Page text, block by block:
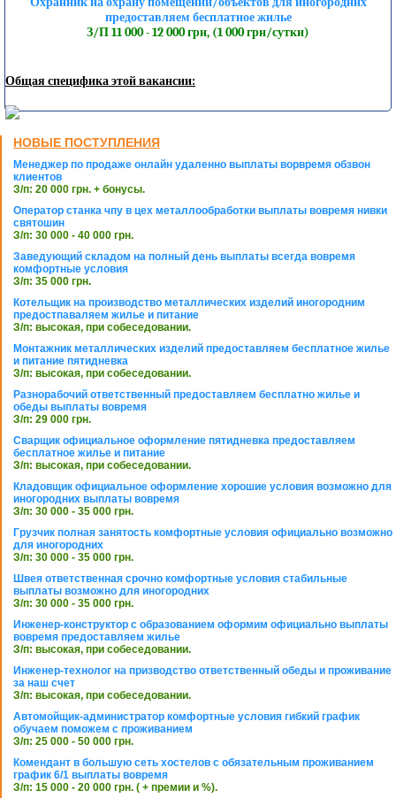
предоставляем бесплатное жилье
З/П 11 000 - 12 000 грн, (1 000 грн/сутки)
Общая специфика этой вакансии:
НОВЫЕ ПОСТУПЛЕНИЯ
Менеджер по продаже онлайн удаленно выплаты ворвремя обзвон
клиентов
З/п: 20 000 грн. + бонусы.
Оператор станка чпу в цех металлообработки выплаты вовремя нивки
святошин
З/п: 30 000 - 40 000 грн.
Заведующий складом на полный день выплаты всегда вовремя
комфортные условия
З/п: 35 000 грн.
Котельщик на производство металлических изделий иногородним
предостпаваляем жилье и питание
З/п: высокая, при собеседовании.
Монтажник металлических изделий предоставляем бесплатное жилье
и питание пятидневка
З/п: высокая, при собеседовании.
Разнорабочий ответственный предоставляем бесплатно жилье и
обеды выплаты вовремя
З/п: 29 000 грн.
Сварщик официальное оформление пятидневка предоставляем
бесплатное жилье и питание
З/п: высокая, при собеседовании.
Кладовщик официальное оформление хорошие условия возможно для
иногородних выплаты вовремя
З/п: 30 000 - 35 000 грн.
Грузчик полная занятость комфортные условия официально возможно
для иногородних
З/п: 30 000 - 35 000 грн.
Швея ответственная срочно комфортные условия стабильные
выплаты возможно для иногородних
З/п: 30 000 - 35 000 грн.
Инженер-конструктор с образованием оформим официально выплаты
вовремя предоставляем жилье
З/п: высокая, при собеседовании.
Инженер-технолог на призводство ответственный обеды и проживание
за наш счет
З/п: высокая, при собеседовании.
Автомойщик-администратор комфортные условия гибкий график
обучаем поможем с проживанием
З/п: 25 000 - 50 000 грн.
Комендант в большую сеть хостелов с обязательным проживанием
график 6/1 выплаты вовремя
З/п: 15 000 - 20 000 грн. ( + премии и %).